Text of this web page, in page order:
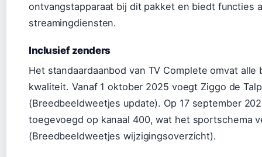
ontvangstapparaat bij dit pakket en biedt functies
streamingdiensten.
Inclusief zenders
Het standaardaanbod van TV Complete omvat
kwaliteit. Vanaf 1 oktober 2025 voegt Ziggo de
(Breedbeeldweetjes update). Op 17 september
toegevoegd op kanaal 400, wat het sportschema
(Breedbeeldweetjes wijzigingsoverzicht).